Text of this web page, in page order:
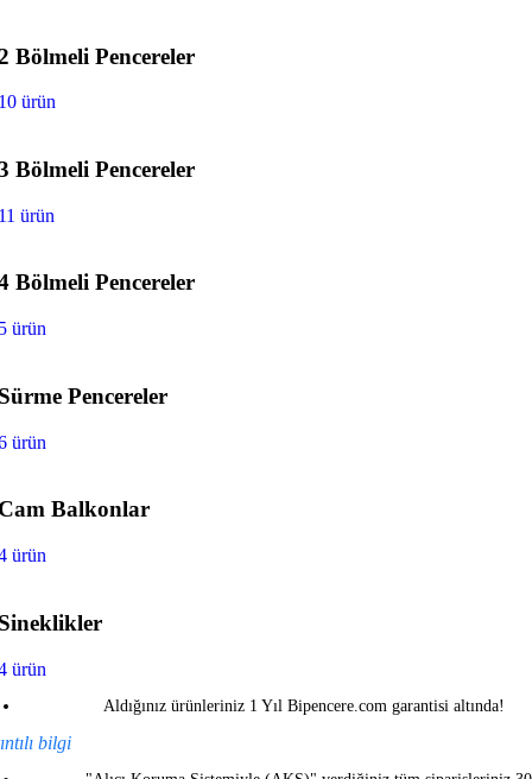
Bölmeli Pencereler
ürün
Bölmeli Pencereler
ürün
Bölmeli Pencereler
ürün
Pencereler
ürün
Balkonlar
ürün
ürün
Aldığınız ürünleriniz 1 Yıl Bipencere.com garantisi altında!
bilgi